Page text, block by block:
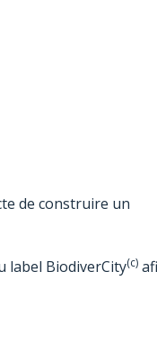
de construire un
label BiodiverCity(c)